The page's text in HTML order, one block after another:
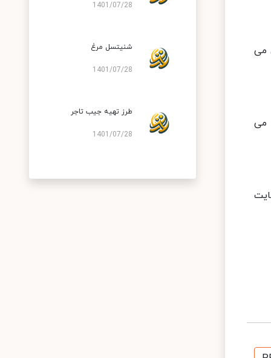
می
می
1401/07/28
شنیتسل مرغ
1401/07/28
طرز تهیه جیب تاجر
1401/07/28